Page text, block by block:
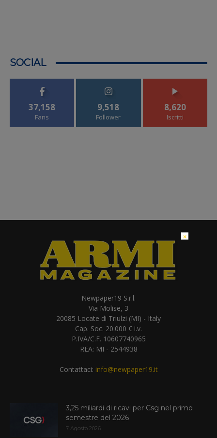
SOCIAL
37,158
Fans
9,518
Follower
8,620
Iscritti
Newpaper19 S.r.l.
Via Molise, 3
20085 Locate di Triulzi (MI) - Italy
Cap. Soc. 20.000 € i.v.
P.IVA/C.F. 10607740965
REA: MI - 2544938
Contattaci: info@newpaper19.it
3,25 miliardi di ricavi per Csg nel primo
semestre del 2026
7 Agosto 2026
×